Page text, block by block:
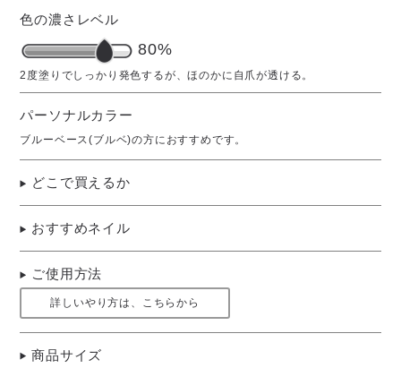
色の濃さレベル
80%
パーソナルカラー
ブルーベース(ブルベ)の方におすすめです。
どこで買えるか
おすすめネイル
ご使用方法
詳しいやり方は、こちらから
商品サイズ